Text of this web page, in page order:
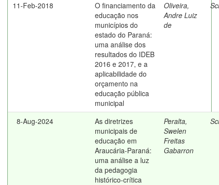
11-Feb-2018
O financiamento da
educação nos
municípios do
estado do Paraná:
uma análise dos
resultados do IDEB
2016 e 2017, e a
aplicabilidade do
orçamento na
educação pública
municipal
Oliveira,
Andre Luiz
de
8-Aug-2024
As diretrizes
municipais de
educação em
Araucária-Paraná:
uma análise a luz
da pedagogia
histórico-crítica
Peralta,
Swelen
Freitas
Gabarron